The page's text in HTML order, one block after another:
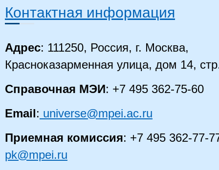
Технология
-
6
Еремеев
Александр
профессор
Теория принятия
решений
7
Зейн Али
Контактная информация
Адрес: 111250, Россия, г. Москва,
Красноказарменная улица, дом 14,
Справочная МЭИ: +7 495 362-75-60
Email: universe@mpei.ac.ru
Приемная комиссия: +7 495 362-77-
pk@mpei.ru